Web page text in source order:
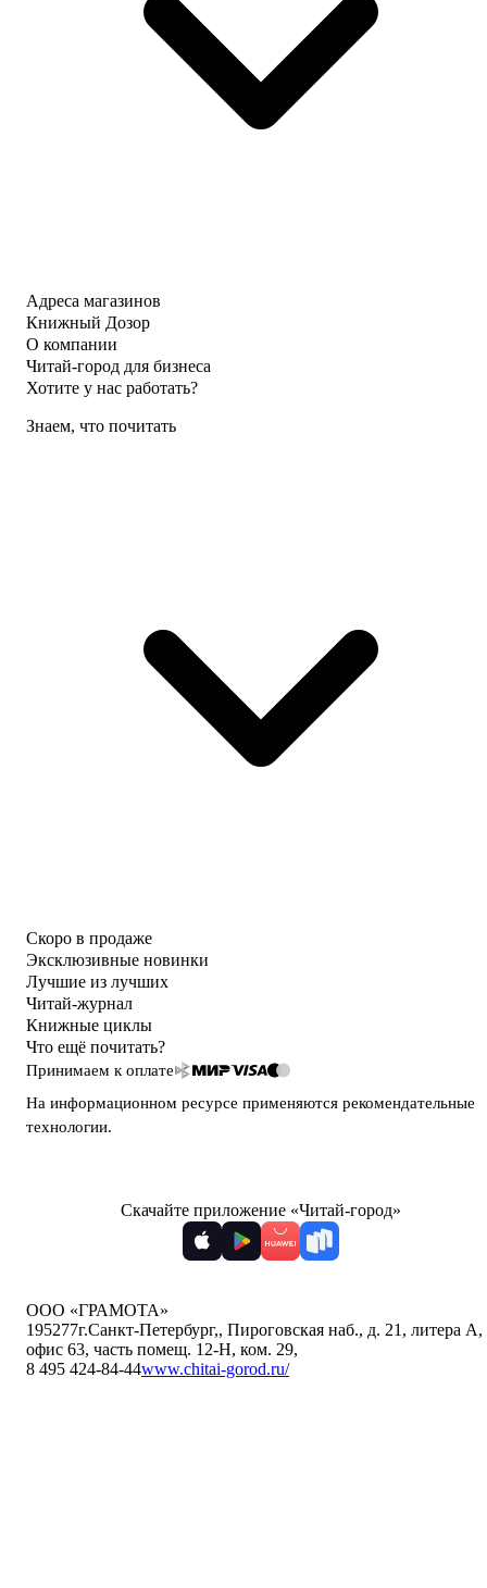
Адреса магазинов
Книжный Дозор
О компании
Читай-город для бизнеса
Хотите у нас работать?
Знаем, что почитать
Скоро в продаже
Эксклюзивные новинки
Лучшие из лучших
Читай-журнал
Книжные циклы
Что ещё почитать?
Принимаем к оплате
На информационном ресурсе применяются рекомендательные
технологии.
Скачайте приложение «Читай-город»
ООО «ГРАМОТА»
195277г.Санкт-Петербург,, Пироговская наб., д. 21, литера А,
офис 63, часть помещ. 12-Н, ком. 29,
8 495 424-84-44www.chitai-gorod.ru/